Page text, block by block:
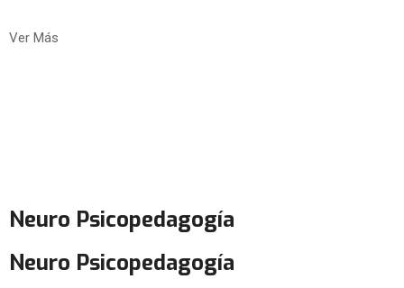
Ver Más
Neuro Psicopedagogía
Neuro Psicopedagogía